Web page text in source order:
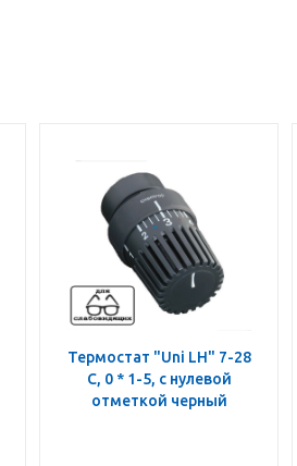
Термостат "Uni LH" 7-28
C, 0 * 1-5, с нулевой
отметкой черный